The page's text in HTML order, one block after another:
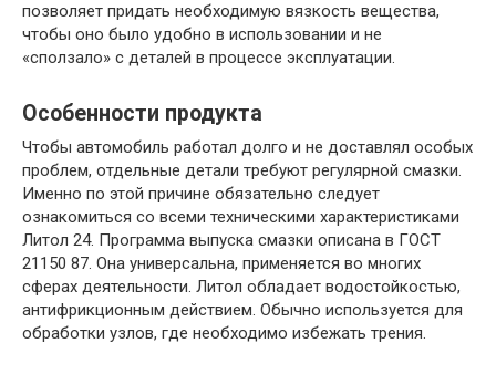
позволяет придать необходимую вязкость вещества,
чтобы оно было удобно в использовании и не
«сползало» с деталей в процессе эксплуатации.
Особенности продукта
Чтобы автомобиль работал долго и не доставлял особых
проблем, отдельные детали требуют регулярной смазки.
Именно по этой причине обязательно следует
ознакомиться со всеми техническими характеристиками
Литол 24. Программа выпуска смазки описана в ГОСТ
21150 87. Она универсальна, применяется во многих
сферах деятельности. Литол обладает водостойкостью,
антифрикционным действием. Обычно используется для
обработки узлов, где необходимо избежать трения.